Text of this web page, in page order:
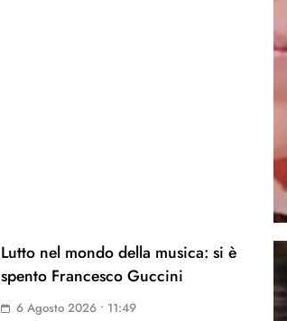
Lutto nel mondo della musica: si è
spento Francesco Guccini
6 Agosto 2026 • 11:49